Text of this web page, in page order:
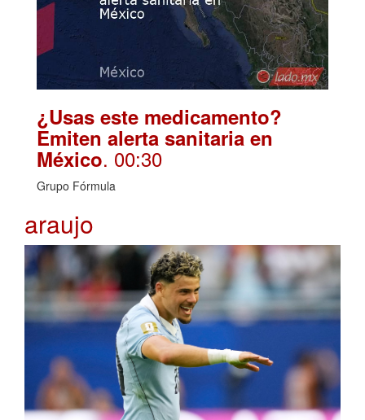
¿Usas este medicamento?
Emiten alerta sanitaria en
México. 00:30
Grupo Fórmula
araujo